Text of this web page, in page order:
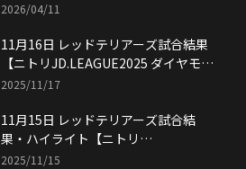
2026/04/11
11月16日 レッドテリアーズ試合結果
【ニトリJD.LEAGUE2025 ダイヤモン
ドシリーズ決勝】
2025/11/17
11月15日 レッドテリアーズ試合結
果・ハイライト【ニトリ
JD.LEAGUE2025 ダイヤモンドシリー
2025/11/15